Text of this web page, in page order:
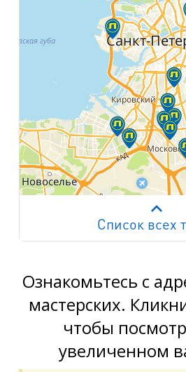
пр.
м. Пр.
пр.
м. Ул.
Список всех
Ознакомьтесь с
мастерских.
чтобы
увеличенном